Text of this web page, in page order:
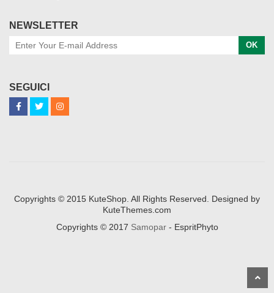
NEWSLETTER
OK
SEGUICI
Copyrights © 2015 KuteShop. All Rights Reserved. Designed by
KuteThemes.com
Copyrights © 2017 Samopar- EspritPhyto